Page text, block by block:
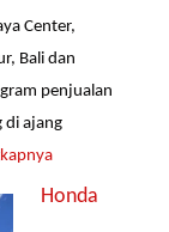
Center,
Bali dan
penjualan
di ajang
Honda